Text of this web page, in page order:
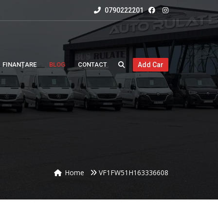
0790222201
FINANȚARE BLOG CONTACT Add Car
Home VF1FW51H163336608